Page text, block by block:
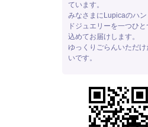
ています。
みなさまにLupicaのハン
ドジュエリーを一つひと
込めてお届けします。
ゆっくりごらんいただけ
いです。